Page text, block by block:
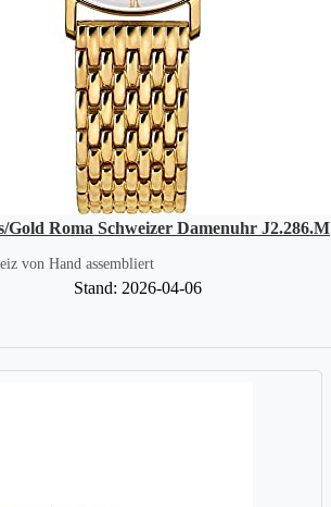
Gold Roma Schweizer Damenuhr J2.286.M
von Hand assembliert
Stand: 2026-04-06